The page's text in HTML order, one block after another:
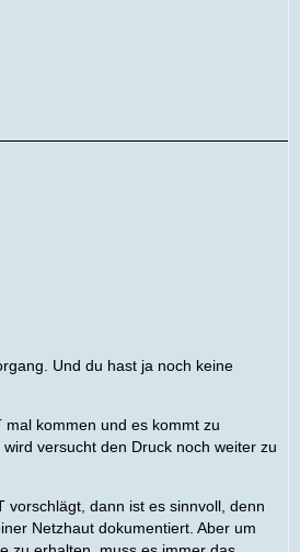
Und du hast ja noch keine
kommen und es kommt zu
versucht den Druck noch weiter zu
vorschlägt, dann ist es sinnvoll, denn
Netzhaut dokumentiert. Aber um